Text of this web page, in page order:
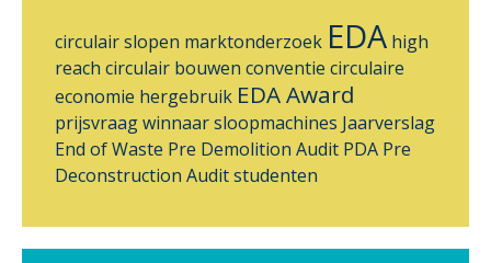
circulair slopen marktonderzoek EDA high
reach circulair bouwen conventie circulaire
economie hergebruik EDA Award
prijsvraagwinnaarsloopmachines Jaarverslag
End of Waste Pre Demolition Audit PDA Pre
Deconstruction Auditstudenten